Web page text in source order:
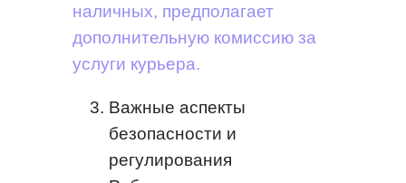
наличных, предполагает
дополнительную комиссию за
услуги курьера.
Важные аспекты
безопасности и
регулирования